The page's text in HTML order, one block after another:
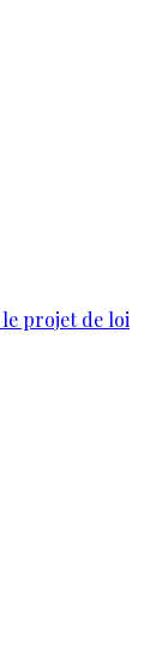
le projet de loi